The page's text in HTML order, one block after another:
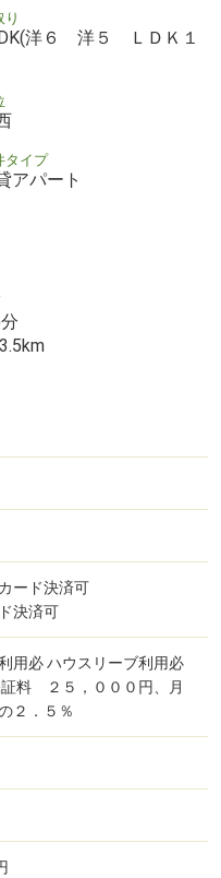
り
洋６ 洋５ ＬＤＫ１
タイプ
アパート
ード決済可
決済可
用必 ハウスリーブ利用必
料 ２５，０００円、月
２．５％